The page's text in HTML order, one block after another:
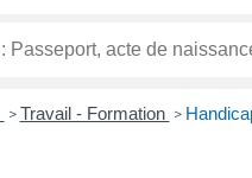
> Travail - Formation >